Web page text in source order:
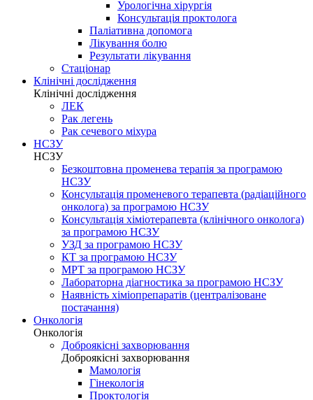
Урологічна хірургія
Консультація проктолога
Паліативна допомога
Лікування болю
Результати лікування
Стаціонар
Клінічні дослідження
Клінічні дослідження
ЛЕК
Рак легень
Рак сечевого міхура
НСЗУ
НСЗУ
Безкоштовна променева терапія за програмою
НСЗУ
Консультація променевого терапевта (радіаційного
онколога) за програмою НСЗУ
Консультація хіміотерапевта (клінічного онколога)
за програмою НСЗУ
УЗД за програмою НСЗУ
КТ за програмою НСЗУ
МРТ за програмою НСЗУ
Лабораторна діагностика за програмою НСЗУ
Наявність хіміопрепаратів (централізоване
постачання)
Онкологія
Онкологія
Доброякісні захворювання
Доброякісні захворювання
Мамологія
Гінекологія
Проктологія